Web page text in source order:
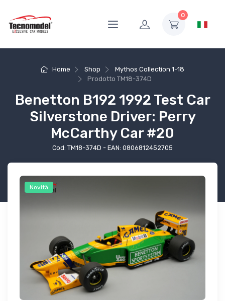
0
Home Shop
Mythos Collection 1-18
ProdottoTM18-374D
Benetton B192 1992 Test Car
Silverstone Driver: Perry
McCarthy Car #20
Cod: TM18-374D - EAN: 0806812452705
Novità